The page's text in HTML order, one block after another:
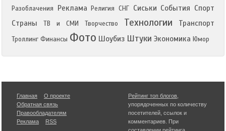
Разоблачения
Реклама Религия СНГ Сиськи События Спорт
Страны
ТВ и СМИ Творчество Технологии Транспорт
Троллинг Финансы Фото Шоубиз Штуки Экономика Юмор
Главная
О проекте
Обратная связь
Правообладателям
Реклама
RSS
Рейтинг топ блогов
упорядоченных по количеству
посетителей, ссылок и
комментариев. При